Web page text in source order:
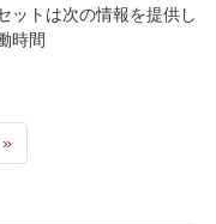
ットは次の情報を提供し
時間
»